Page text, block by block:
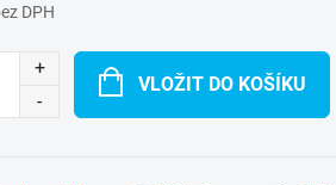
DPH
VLOŽIT DO KOŠÍKU